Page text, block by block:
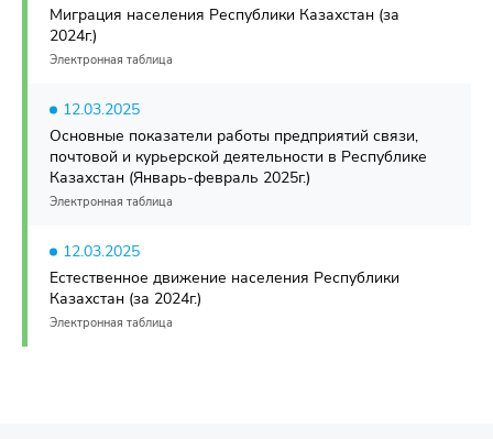
Миграция населения Республики Казахстан (за
2024г.)
Электронная таблица
12.03.2025
Основные показатели работы предприятий связи,
почтовой и курьерской деятельности в Республике
Казахстан (Январь-февраль 2025г.)
Электронная таблица
12.03.2025
Естественное движение населения Республики
Казахстан (за 2024г.)
Электронная таблица